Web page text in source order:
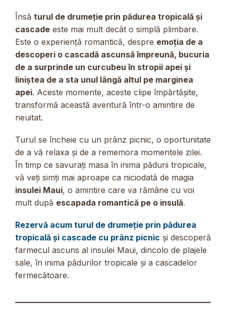
Însă turul de drumeție prin pădurea tropicală și
cascade este mai mult decât o simplă plimbare.
Este o experiență romantică, despre emoția de a
descoperi o cascadă ascunsă împreună, bucuria
de a surprinde un curcubeu în stropii apei și
liniștea de a sta unul lângă altul pe marginea
apei. Aceste momente, aceste clipe împărtășite,
transformă această aventură într-o amintire de
neuitat.
Turul se încheie cu un prânz picnic, o oportunitate
de a vă relaxa și de a rememora momentele zilei.
În timp ce savurați masa în inima pădurii tropicale,
vă veți simți mai aproape ca niciodată de magia
insulei Maui, o amintire care va rămâne cu voi
mult după escapada romantică pe o insulă.
Rezervă acum turul de drumeție prin pădurea
tropicală și cascade cu prânz picnic și descoperă
farmecul ascuns al insulei Maui, dincolo de plajele
sale, în inima pădurilor tropicale și a cascadelor
fermecătoare.